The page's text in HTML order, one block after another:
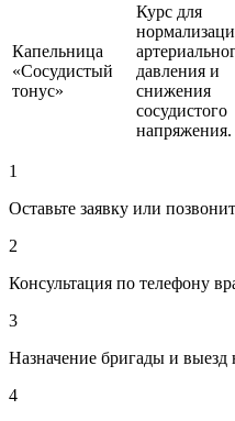
Капельница
«Сосудистый
тонус»
Курс для
давления и
снижения
сосудистого
напряжения.
1
Оставьте заявку или
2
Консультация по телефону
3
Назначение бригады и выезд
4